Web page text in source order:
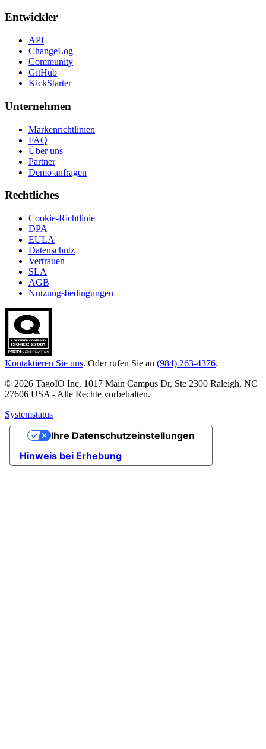
Entwickler
API
ChangeLog
Community
GitHub
KickStarter
Unternehmen
Markenrichtlinien
FAQ
Über uns
Partner
Demo anfragen
Rechtliches
Cookie-Richtlinie
DPA
EULA
Datenschutz
Vertrauen
SLA
AGB
Nutzungsbedingungen
Kontaktieren Sie uns. Oder rufen Sie an (984) 263-4376.
© 2026 TagoIO Inc. 1017 Main Campus Dr, Ste 2300 Raleigh, NC
27606 USA - Alle Rechte vorbehalten.
Systemstatus
Hinweis bei Erhebung
Ihre Datenschutzeinstellungen